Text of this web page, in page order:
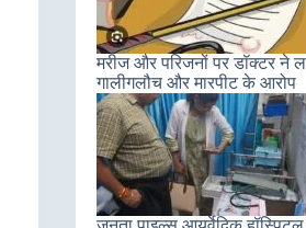
मरीज और परिजनों पर डॉक्टर ने
गालीगलौच और मारपीट के आरोप